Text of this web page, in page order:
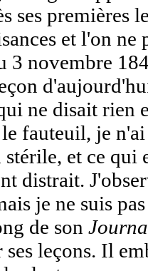
ses premières
et l'on
3 novembre
ne disait rien
fauteuil, je
et ce qui
distrait.
je ne suis
de son
ses leçons. Il